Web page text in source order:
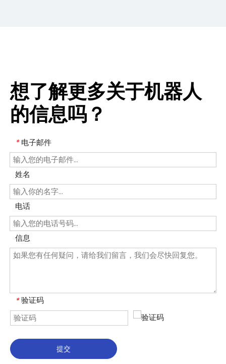
想了解更多关于机器人
的信息吗？
* 电子邮件
姓名
电话
信息
* 验证码
提交